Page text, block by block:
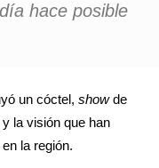
hace posible
un cóctel, showde
la visión que han
la región.